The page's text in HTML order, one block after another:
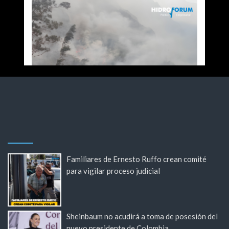
Familiares de Ernesto Ruffo crean comité
para vigilar proceso judicial
Sheinbaum no acudirá a toma de posesión del